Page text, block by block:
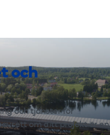
och
och tjänster för
om ditt projekt är en